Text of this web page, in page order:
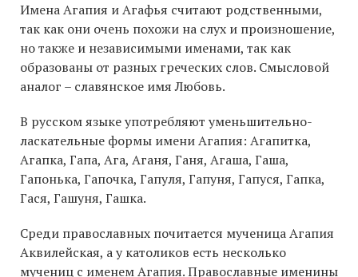
Имена Агапия и Агафья считают родственными,
так как они очень похожи на слух и произношение,
но также и независимыми именами, так как
образованы от разных греческих слов. Смысловой
аналог – славянское имя Любовь.
В русском языке употребляют уменьшительно-
ласкательные формы имени Агапия: Агапитка,
Агапка, Гапа, Ага, Аганя, Ганя, Агаша, Гаша,
Гапонька, Гапочка, Гапуля, Гапуня, Гапуся, Гапка,
Гася, Гашуня, Гашка.
Среди православных почитается мученица Агапия
Аквилейская, а у католиков есть несколько
мучениц с именем Агапия. Православные именины